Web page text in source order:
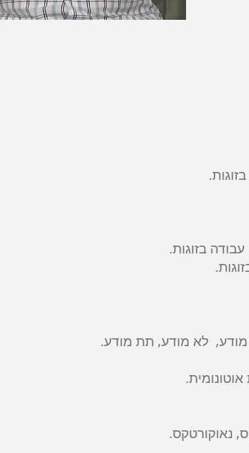
בזוגות.
– מודע, לא מודע, תת מודע.
נאוקורטקס.